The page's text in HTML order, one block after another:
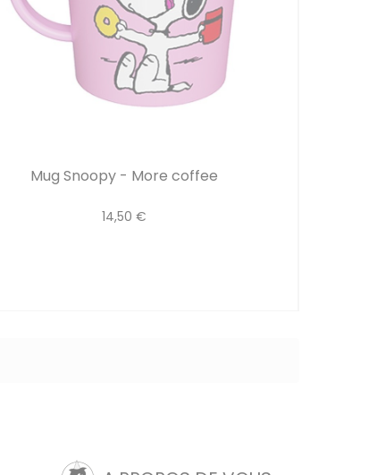
Mug Snoopy - More coffee
14,50 €